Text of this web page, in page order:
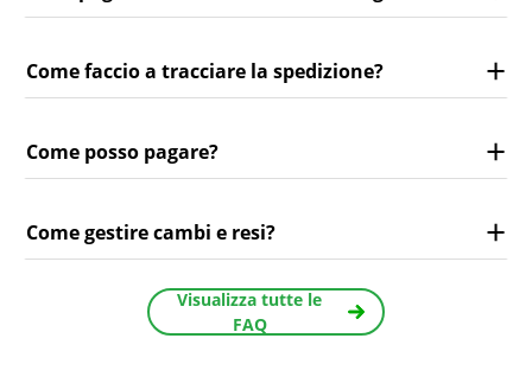
Come faccio a tracciare la spedizione?
Come posso pagare?
Come gestire cambi e resi?
Visualizza tutte le
FAQ